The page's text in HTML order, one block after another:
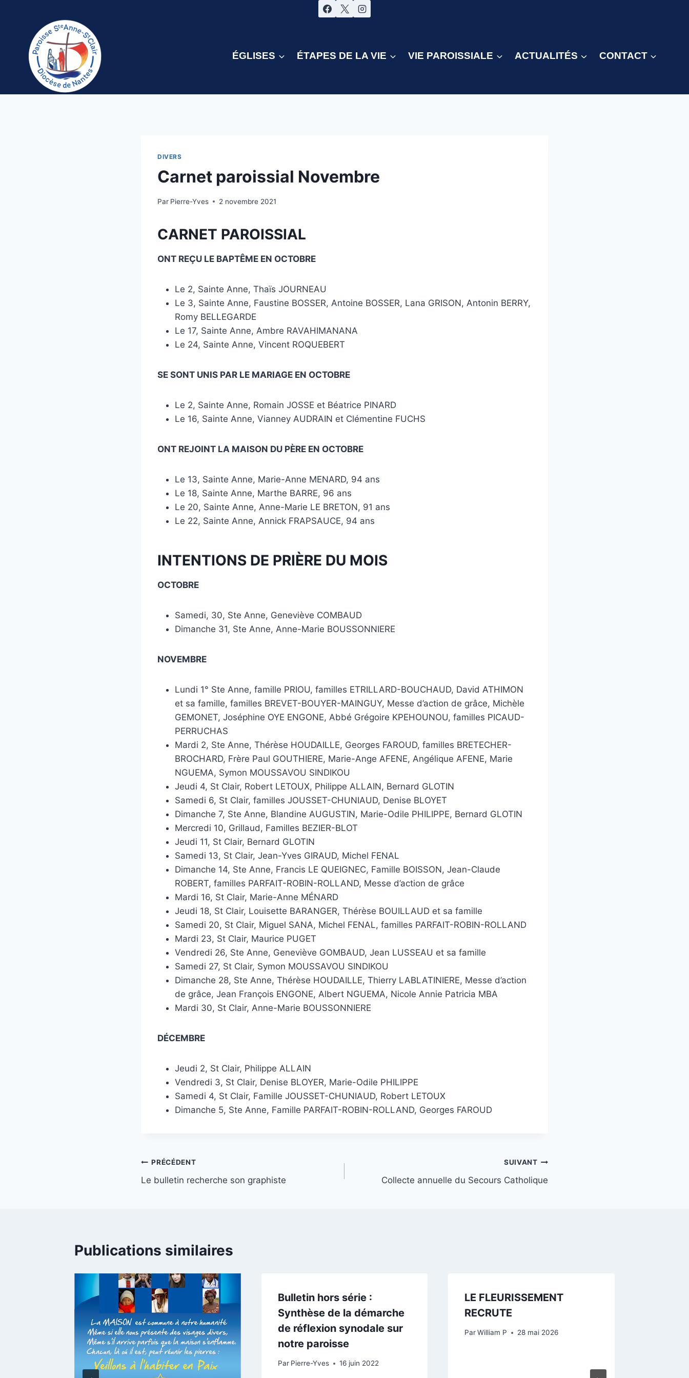
ÉGLISES ÉTAPES DE LA VIE VIE PAROISSIALE ACTUALITÉS CONTACT
DIVERS
Carnet paroissial Novembre
Par Pierre-Yves 2 novembre 2021
CARNET PAROISSIAL
ONT REÇU LE BAPTÊME EN OCTOBRE
Le 2, Sainte Anne, Thaïs JOURNEAU
Le 3, Sainte Anne, Faustine BOSSER, Antoine BOSSER, Lana GRISON, Antonin BERRY,
Romy BELLEGARDE
Le 17, Sainte Anne, Ambre RAVAHIMANANA
Le 24, Sainte Anne, Vincent ROQUEBERT
SE SONT UNIS PAR LE MARIAGE EN OCTOBRE
Le 2, Sainte Anne, Romain JOSSE et Béatrice PINARD
Le 16, Sainte Anne, Vianney AUDRAIN et Clémentine FUCHS
ONT REJOINT LA MAISON DU PÈRE EN OCTOBRE
Le 13, Sainte Anne, Marie-Anne MENARD, 94 ans
Le 18, Sainte Anne, Marthe BARRE, 96 ans
Le 20, Sainte Anne, Anne-Marie LE BRETON, 91 ans
Le 22, Sainte Anne, Annick FRAPSAUCE, 94 ans
INTENTIONS DE PRIÈRE DU MOIS
OCTOBRE
Samedi, 30, Ste Anne, Geneviève COMBAUD
Dimanche 31, Ste Anne, Anne-Marie BOUSSONNIERE
NOVEMBRE
Lundi 1° Ste Anne, famille PRIOU, familles ETRILLARD-BOUCHAUD, David ATHIMON
et sa famille, familles BREVET-BOUYER-MAINGUY, Messe d’action de grâce, Michèle
GEMONET, Joséphine OYE ENGONE, Abbé Grégoire KPEHOUNOU, familles PICAUD-
PERRUCHAS
Mardi 2, Ste Anne, Thérèse HOUDAILLE, Georges FAROUD, familles BRETECHER-
BROCHARD, Frère Paul GOUTHIERE, Marie-Ange AFENE, Angélique AFENE, Marie
NGUEMA, Symon MOUSSAVOU SINDIKOU
Jeudi 4, St Clair, Robert LETOUX, Philippe ALLAIN, Bernard GLOTIN
Samedi 6, St Clair, familles JOUSSET-CHUNIAUD, Denise BLOYET
Dimanche 7, Ste Anne, Blandine AUGUSTIN, Marie-Odile PHILIPPE, Bernard GLOTIN
Mercredi 10, Grillaud, Familles BEZIER-BLOT
Jeudi 11, St Clair, Bernard GLOTIN
Samedi 13, St Clair, Jean-Yves GIRAUD, Michel FENAL
Dimanche 14, Ste Anne, Francis LE QUEIGNEC, Famille BOISSON, Jean-Claude
ROBERT, familles PARFAIT-ROBIN-ROLLAND, Messe d’action de grâce
Mardi 16, St Clair, Marie-Anne MÉNARD
Jeudi 18, St Clair, Louisette BARANGER, Thérèse BOUILLAUD et sa famille
Samedi 20, St Clair, Miguel SANA, Michel FENAL, familles PARFAIT-ROBIN-ROLLAND
Mardi 23, St Clair, Maurice PUGET
Vendredi 26, Ste Anne, Geneviève GOMBAUD, Jean LUSSEAU et sa famille
Samedi 27, St Clair, Symon MOUSSAVOU SINDIKOU
Dimanche 28, Ste Anne, Thérèse HOUDAILLE, Thierry LABLATINIERE, Messe d’action
de grâce, Jean François ENGONE, Albert NGUEMA, Nicole Annie Patricia MBA
Mardi 30, St Clair, Anne-Marie BOUSSONNIERE
DÉCEMBRE
Jeudi 2, St Clair, Philippe ALLAIN
Vendredi 3, St Clair, Denise BLOYER, Marie-Odile PHILIPPE
Samedi 4, St Clair, Famille JOUSSET-CHUNIAUD, Robert LETOUX
Dimanche 5, Ste Anne, Famille PARFAIT-ROBIN-ROLLAND, Georges FAROUD
Navigation
de
PRÉCÉDENT
Le bulletin recherche son graphiste
SUIVANT
Collecte annuelle du Secours Catholique
Publications similaires
Bulletin hors série :
Synthèse de la démarche
de réflexion synodale sur
notre paroisse
Par Pierre-Yves 16 juin 2022
LE FLEURISSEMENT
RECRUTE
Par William P 28 mai 2026